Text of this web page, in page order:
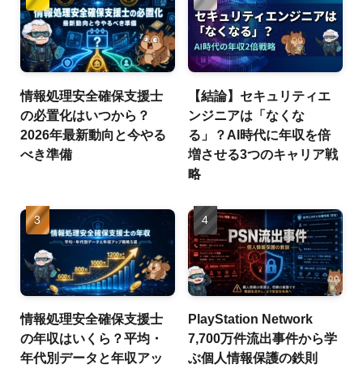
情報処理安全確保支援士
の必置化はいつから？
2026年最新動向と今やる
べき準備
【結論】セキュリティエ
ンジニアは「なくな
る」？AI時代に年収を倍
増させる3つのキャリア戦
略
情報処理安全確保支援士
の年収はいくら？平均・
年代別データと年収アッ
PlayStation Network
7,700万件流出事件から学
ぶ個人情報保護の鉄則